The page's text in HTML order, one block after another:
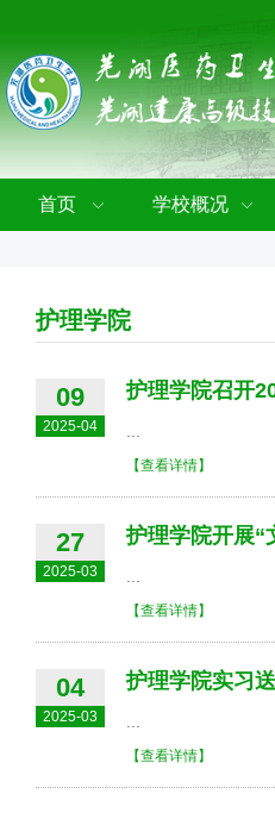
首页 学校概况
护理学院
09
2025-04
护理学院召开
【查看详情】
27
2025-03
护理学院开展“
【查看详情】
04
2025-03
护理学院实习
【查看详情】